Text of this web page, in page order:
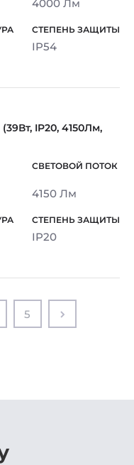
4000 Лм
IP54
IP20, 4150Лм,
4150 Лм
IP20
5